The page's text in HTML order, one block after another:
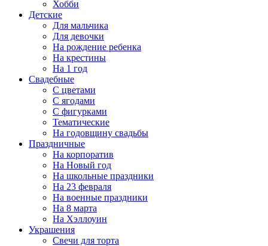
Хобби
Детские
Для мальчика
Для девочки
На рождение ребенка
На крестины
На 1 год
Свадебные
С цветами
С ягодами
С фигурками
Тематические
На годовщину свадьбы
Праздничные
На корпоратив
На Новый год
На школьные праздники
На 23 февраля
На военные праздники
На 8 марта
На Хэллоуин
Украшения
Свечи для торта